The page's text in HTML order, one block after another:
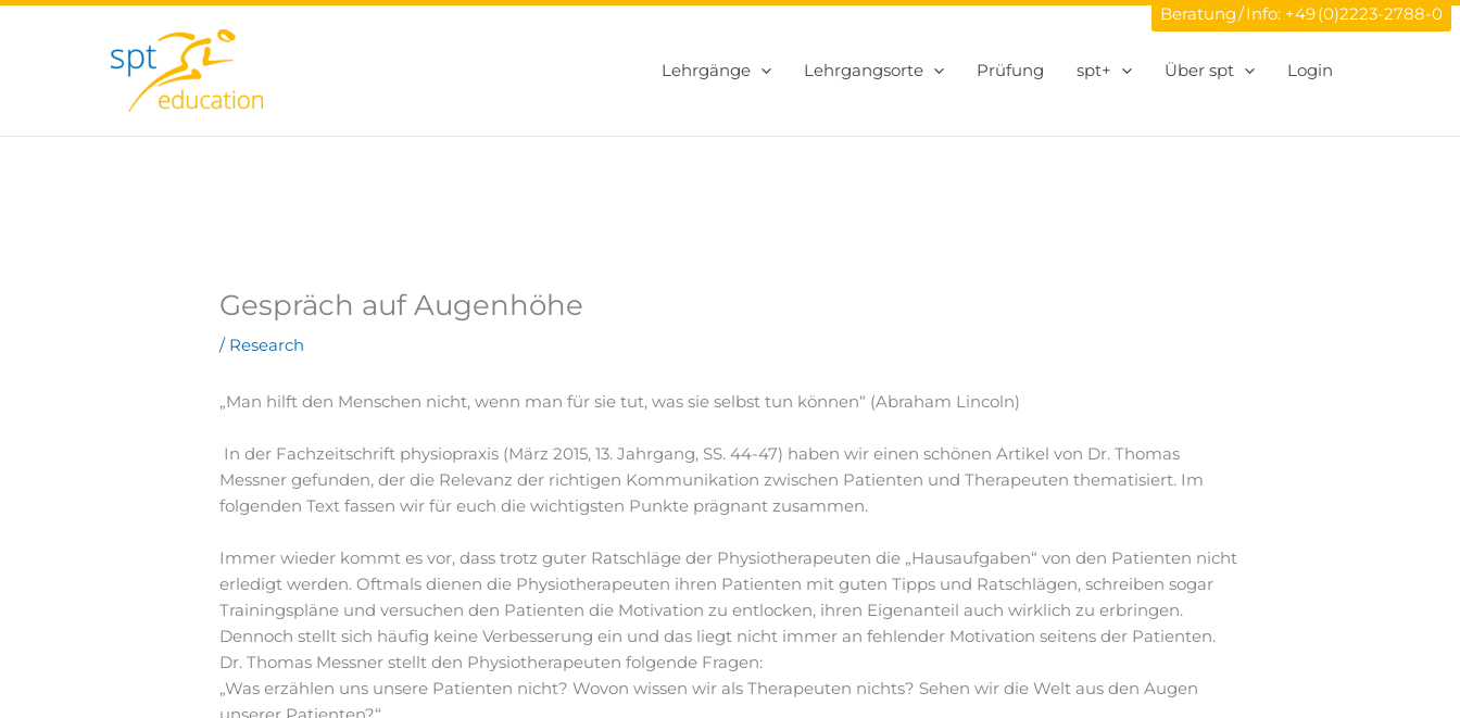
Zum
Beratung / Info: +49 (0)2223-2788-0
Lehrgänge Lehrgangsorte Prüfung spt+ Über spt Login
Gespräch auf Augenhöhe
/ Research
„Man hilft den Menschen nicht, wenn man für sie tut, was sie selbst tun können“ (Abraham Lincoln)
In der Fachzeitschrift physiopraxis (März 2015, 13. Jahrgang, SS. 44-47) haben wir einen schönen Artikel von Dr. Thomas
Messner gefunden, der die Relevanz der richtigen Kommunikation zwischen Patienten und Therapeuten thematisiert. Im
folgenden Text fassen wir für euch die wichtigsten Punkte prägnant zusammen.
Immer wieder kommt es vor, dass trotz guter Ratschläge der Physiotherapeuten die „Hausaufgaben“ von den Patienten nicht
erledigt werden. Oftmals dienen die Physiotherapeuten ihren Patienten mit guten Tipps und Ratschlägen, schreiben sogar
Trainingspläne und versuchen den Patienten die Motivation zu entlocken, ihren Eigenanteil auch wirklich zu erbringen.
Dennoch stellt sich häufig keine Verbesserung ein und das liegt nicht immer an fehlender Motivation seitens der Patienten.
Dr. Thomas Messner stellt den Physiotherapeuten folgende Fragen:
„Was erzählen uns unsere Patienten nicht? Wovon wissen wir als Therapeuten nichts? Sehen wir die Welt aus den Augen